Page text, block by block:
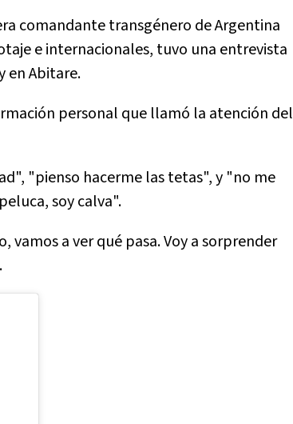
comandante transgénero de Argentina
e internacionales, tuvo una entrevista
en Abitare.
personal que llamó la atención del
"pienso hacerme las tetas", y "no me
soy calva".
a ver qué pasa. Voy a sorprender